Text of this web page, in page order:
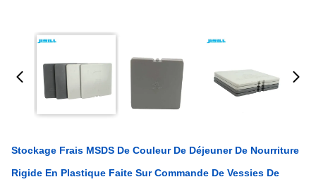
Stockage Frais MSDS De Couleur De Déjeuner De Nourriture
Rigide En Plastique Faite Sur Commande De Vessies De